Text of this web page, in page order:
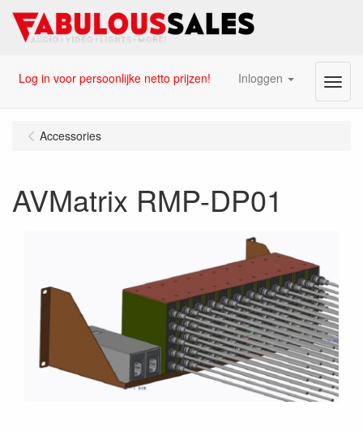
Log in voor persoonlijke netto prijzen! Inloggen Menu
Accessories
AVMatrix RMP-DP01